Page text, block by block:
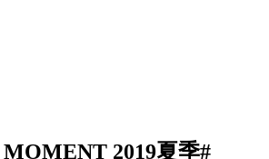
2019夏季#